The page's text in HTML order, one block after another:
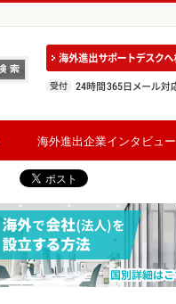
海外進出企業インタビュー